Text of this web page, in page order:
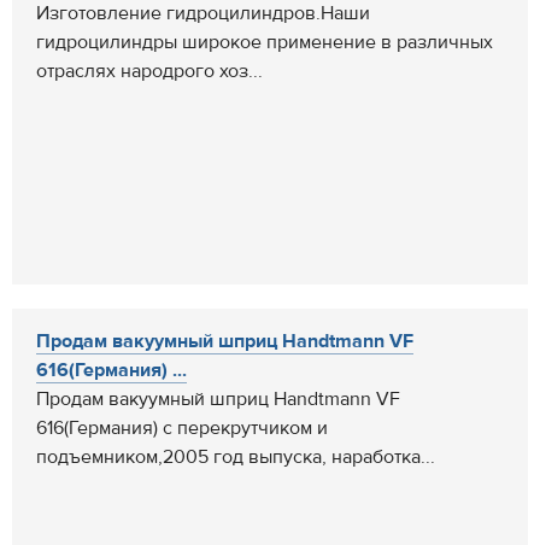
Изготовление гидроцилиндров.Наши
гидроцилиндры широкое применение в различных
отраслях народрого хоз...
Продам вакуумный шприц Handtmann VF
616(Германия) ...
Продам вакуумный шприц Handtmann VF
616(Германия) с перекрутчиком и
подъемником,2005 год выпуска, наработка...